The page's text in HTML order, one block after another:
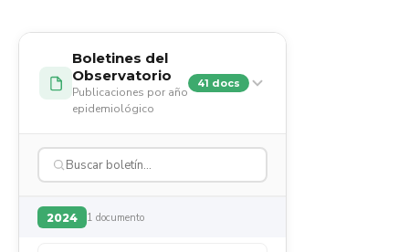
Boletines del
Observatorio
Publicaciones por año
epidemiológico
41 docs
2024 1 documento